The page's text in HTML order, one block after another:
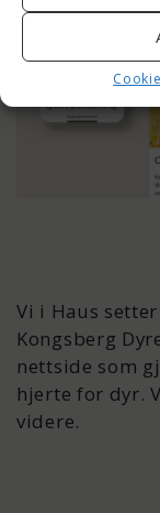
Vi i Haus
Kongsberg
nettside som
hjerte for dyr.
videre.